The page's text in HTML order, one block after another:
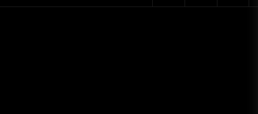
Tiki Tumble são grandes